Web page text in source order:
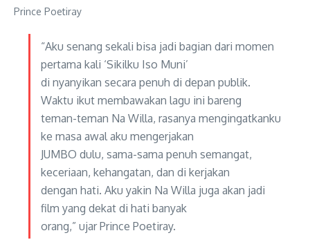
Prince Poetiray
“Aku senang sekali bisa jadi bagian dari momen
pertama kali ‘Sikilku Iso Muni’
di nyanyikan secara penuh di depan publik.
Waktu ikut membawakan lagu ini bareng
teman-teman Na Willa, rasanya mengingatkanku
ke masa awal aku mengerjakan
JUMBO dulu, sama-sama penuh semangat,
keceriaan, kehangatan, dan di kerjakan
dengan hati. Aku yakin Na Willa juga akan jadi
film yang dekat di hati banyak
orang,” ujar Prince Poetiray.